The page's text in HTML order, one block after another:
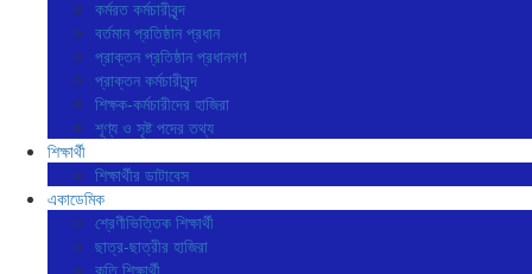
কর্মরত কর্মচারীবৃন্দ
বর্তমান প্রতিষ্ঠান প্রধান
প্রাক্তন প্রতিষ্ঠান প্রধানগণ
প্রাক্তন কর্মচারীবৃন্দ
শিক্ষক-কর্মচারীদের হাজিরা
শূণ্য ও সৃষ্ট পদের তথ্য
শিক্ষার্থী
শিক্ষার্থীর ডাটাবেস
একাডেমিক
শ্রেণীভিত্তিক শিক্ষার্থী
ছাত্র-ছাত্রীর হাজিরা
কৃতি শিক্ষার্থী